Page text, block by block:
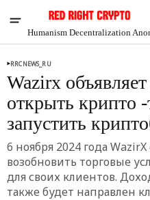
Humanism Decentralization
RRCNEWS_RU
Wazirx
открыть крипто
запустить
6 ноября 2024 года
возобновить торговые
для своих клиентов.
также будет направлен